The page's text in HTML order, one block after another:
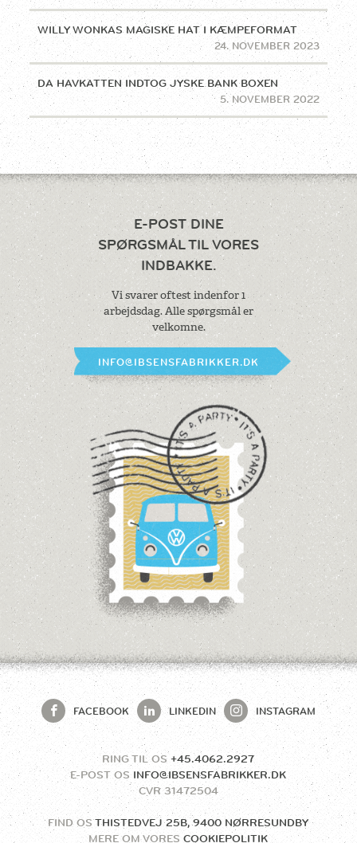
WILLY WONKAS MAGISKE HAT I KÆMPEFORMAT
24. NOVEMBER 2023
DA HAVKATTEN INDTOG JYSKE BANK BOXEN
5. NOVEMBER 2022
E-POST DINE
SPØRGSMÅLTIL VORES
INDBAKKE.
Vi svarer oftest indenfor 1
arbejdsdag.Alle spørgsmål er
velkomne.
INFO@IBSENSFABRIKKER.DK
FACEBOOK LINKEDIN INSTAGRAM
RING TIL OS +45.4062.2927
E-POST OS INFO@IBSENSFABRIKKER.DK
MERE OM VORES COOKIEPOLITIK
FIND OS THISTEDVEJ 25B, 9400 NØRRESUNDBY
CVR31472504